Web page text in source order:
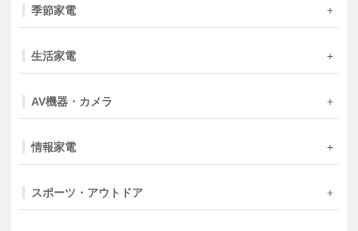
季節家電
生活家電
AV機器・カメラ
情報家電
スポーツ・アウトドア